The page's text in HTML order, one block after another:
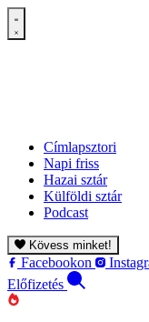
Címlapsztori
Napi friss
Hazai sztár
Külföldi sztár
Podcast
Kövess minket!
Facebookon
Előfizetés